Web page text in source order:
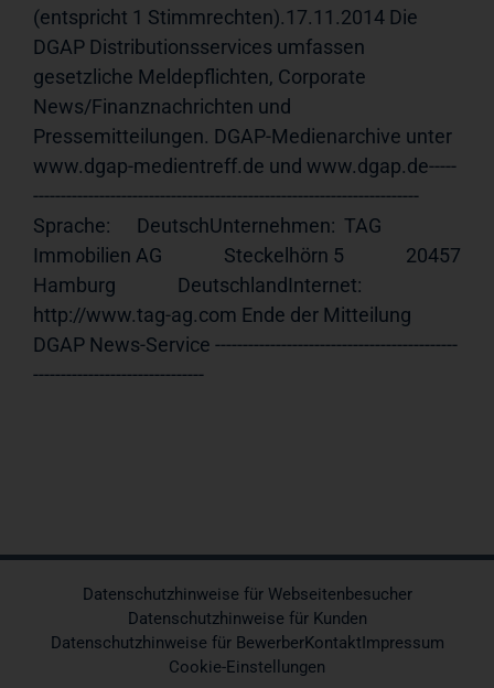
(entspricht 1 Stimmrechten).17.11.2014 Die
DGAP Distributionsservices umfassen
gesetzliche Meldepflichten, Corporate
News/Finanznachrichten und
Pressemitteilungen. DGAP-Medienarchive unter
www.dgap-medientreff.de und www.dgap.de-----
----------------------------------------------------------------------
Sprache:      DeutschUnternehmen:  TAG
Immobilien AG              Steckelhörn 5              20457
Hamburg              DeutschlandInternet:
http://www.tag-ag.com Ende der Mitteilung
DGAP News-Service --------------------------------------------
-------------------------------
Datenschutzhinweise für Webseitenbesucher
Datenschutzhinweise für Kunden
Datenschutzhinweise für BewerberKontaktImpressum
Cookie-Einstellungen